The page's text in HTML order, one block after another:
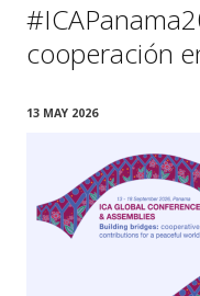
cooperación
13 MAY 2026